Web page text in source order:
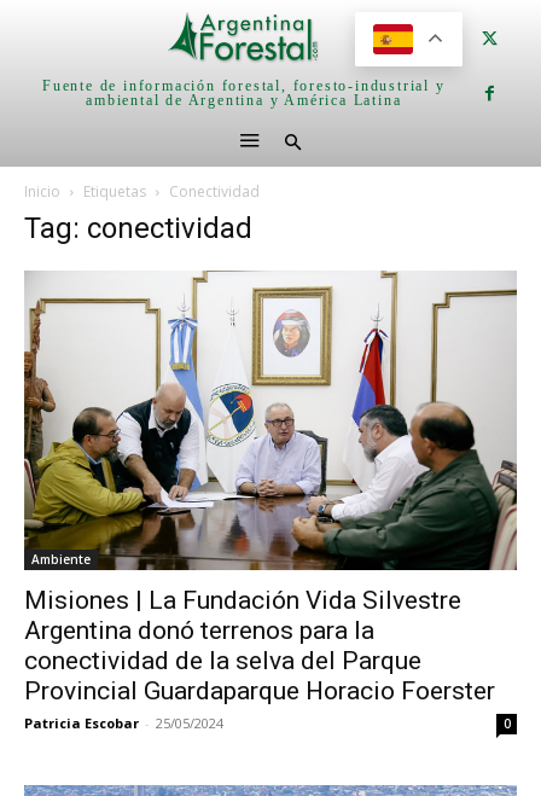
Fuente de información forestal, foresto-industrial y
ambiental de Argentina y América Latina
Inicio Etiquetas Conectividad
Tag: conectividad
Ambiente
Misiones | La Fundación Vida Silvestre
Argentina donó terrenos para la
conectividad de la selva del Parque
Provincial Guardaparque Horacio Foerster
Patricia Escobar - 25/05/2024 0